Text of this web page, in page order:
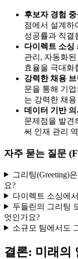
후보자 경험 중
점에서 설계하
성공률과 직결
다이렉트 소싱
관리, 자동화
효율을 극대화
강력한 채용
문을 통해 기
는 강력한 채
데이터 기반
문제점을 발견
써 인재 관리
자주 묻는 질문
그리팅(Greeting)
요?
다이렉트 소싱에
두들린의 그리팅
엇인가요?
소규모 팀에서도
결론: 미래의